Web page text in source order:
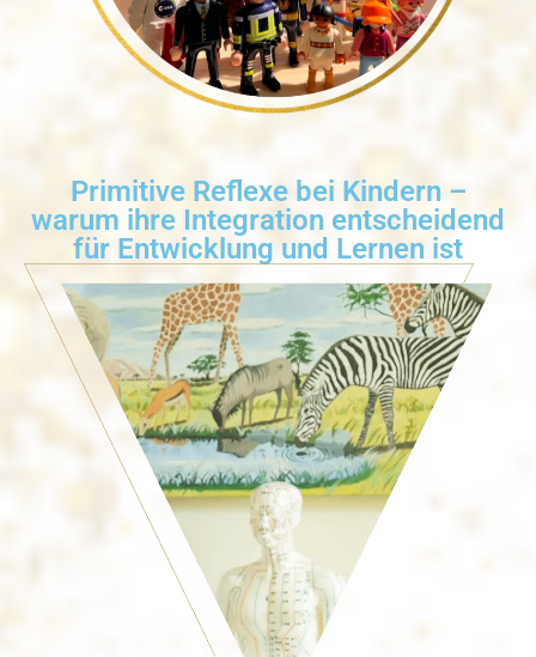
Primitive Reflexe bei Kindern –
warum ihre Integration entscheidend
für Entwicklung und Lernen ist